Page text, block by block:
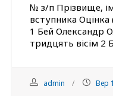
№ з/п Прізвище,
вступника
1 Бей Олександр
тридцять вісім 2
admin Вер